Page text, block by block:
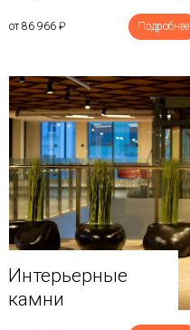
от 86 966 ₽ Подробнее
Интерьерные
камни